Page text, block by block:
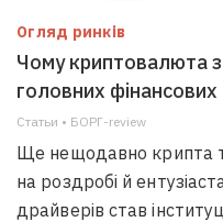
Огляд ринків
Чому криптовалюта
головних фінансових
Статьи • БОРГ-review
Ще нещодавно крипта
на роздробі й
драйверів став